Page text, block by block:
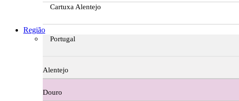
Cartuxa Alentejo
Casa Dos Migueis Douro
Casa Relvas Alentejo
Região
Portugal
Alentejo
Douro